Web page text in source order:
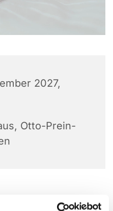
2027,
Otto-Prein-